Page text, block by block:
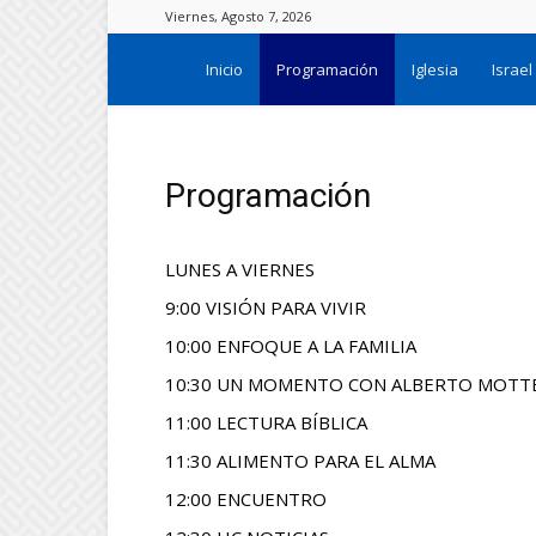
Viernes, Agosto 7, 2026
Sol
Justicia
Inicio Programación Iglesia Israel
Programación
LUNES A VIERNES
9:00 VISIÓN PARA VIVIR
10:00 ENFOQUE A LA FAMILIA
10:30 UN MOMENTO CON ALBERTO
11:00 LECTURA BÍBLICA
11:30 ALIMENTO PARA EL ALMA
12:00 ENCUENTRO